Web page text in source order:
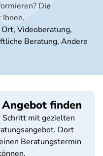
Die
Videoberatung,
Beratung, Andere
Angebot finden
mit gezielten
Dort
Beratungstermin